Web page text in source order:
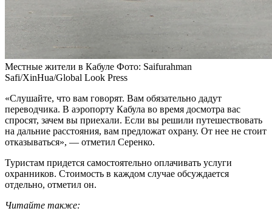
Местные жители в Кабуле Фото: Saifurahman
Safi/XinHua/Global Look Press
«Слушайте, что вам говорят. Вам обязательно дадут
переводчика. В аэропорту Кабула во время досмотра вас
спросят, зачем вы приехали. Если вы решили путешествовать
на дальние расстояния, вам предложат охрану. От нее не стоит
отказываться», — отметил Серенко.
Туристам придется самостоятельно оплачивать услуги
охранников. Стоимость в каждом случае обсуждается
отдельно, отметил он.
Читайте также: